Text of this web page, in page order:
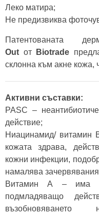
Леко матира;
Не предизвиква
Патентованата
Out от Biotrade
склонна към акне кожа,
Активни съставки:
PASC –
действие;
Ниацинамид/ витамин
кожата здрава,
кожни инфекции,
намалява
Витамин А – има
подмладяващо